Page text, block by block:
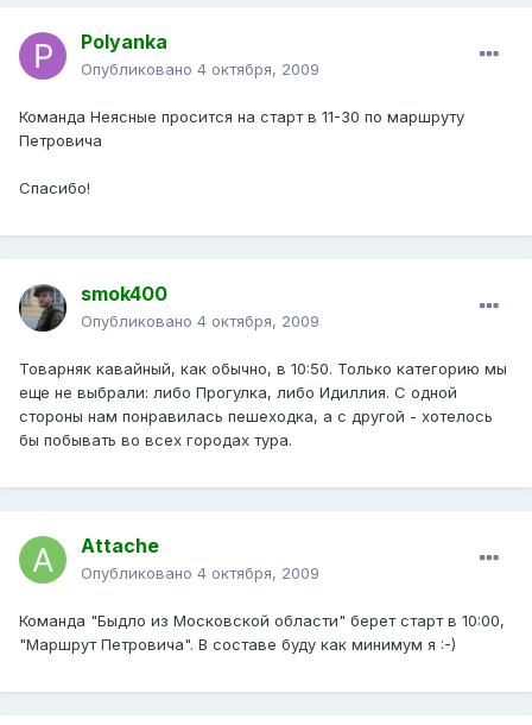
Polyanka
Опубликовано 4 октября, 2009
Команда Неясные просится на старт в 11-30 по маршруту
Петровича
Спасибо!
smok400
Опубликовано 4 октября, 2009
Товарняк кавайный, как обычно, в 10:50. Только категорию мы
еще не выбрали: либо Прогулка, либо Идиллия. С одной
стороны нам понравилась пешеходка, а с другой - хотелось
бы побывать во всех городах тура.
Attache
Опубликовано 4 октября, 2009
Команда "Быдло из Московской области" берет старт в 10:00,
"Маршрут Петровича". В составе буду как минимум я :-)